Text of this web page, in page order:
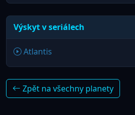
Výskyt v seriálech
Atlantis
Zpět na všechny planety